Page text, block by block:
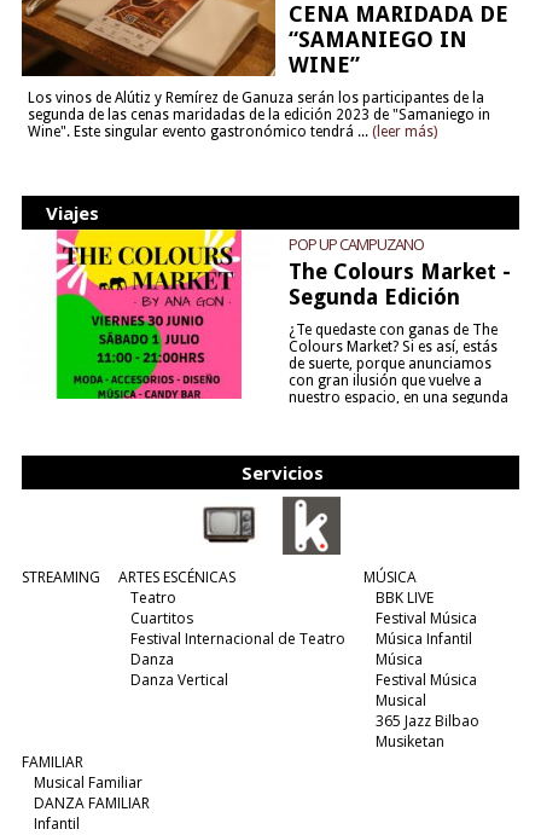
CENA MARIDADA DE
“SAMANIEGO IN
WINE”
Los vinos de Alútiz y Remírez de Ganuza serán los participantes de la
segunda de las cenas maridadas de la edición 2023 de "Samaniego in
Wine". Este singular evento gastronómico tendrá ... (leer más)
Viajes
POP UP CAMPUZANO
The Colours Market -
Segunda Edición
¿Te quedaste con ganas de The
Colours Market? Si es así, estás
de suerte, porque anunciamos
con gran ilusión que vuelve a
nuestro espacio, en una segunda
Servicios
STREAMING
ARTES ESCÉNICAS
Teatro
Cuartitos
Festival Internacional de Teatro
Danza
Danza Vertical
MÚSICA
BBK LIVE
Festival Música
Música Infantil
Música
Festival Música
Musical
365 Jazz Bilbao
Musiketan
FAMILIAR
Musical Familiar
DANZA FAMILIAR
Infantil